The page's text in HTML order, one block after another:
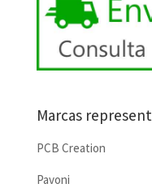
Marcas
PCB Creation
Pavoni